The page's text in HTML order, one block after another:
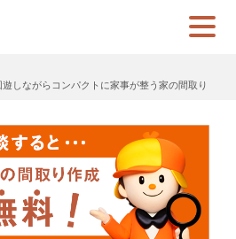
しながらコンパクトに家事が整う家の間取り